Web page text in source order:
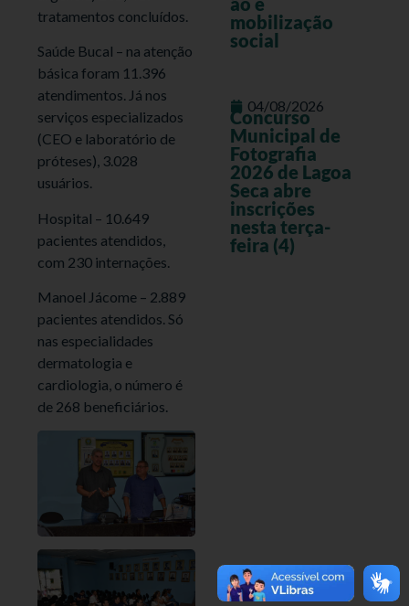
tratamentos concluídos.
Saúde Bucal – na atenção
básica foram 11.396
atendimentos. Já nos
serviços especializados
(CEO e laboratório de
próteses), 3.028
usuários.
Hospital – 10.649
pacientes atendidos,
com 230 internações.
Manoel Jácome – 2.889
pacientes atendidos. Só
nas especialidades
dermatologia e
cardiologia, o número é
de 268 beneficiários.
mobilização
social
04/08/2026
Concurso
Municipal de
Fotografia
2026 de Lagoa
Seca abre
inscrições
nesta terça-
feira (4)